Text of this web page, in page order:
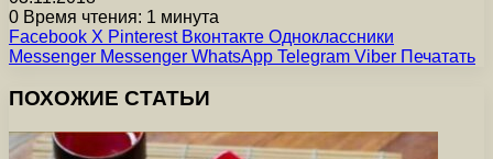
0 Время чтения: 1 минута
Facebook X Pinterest Вконтакте Одноклассники
Messenger Messenger WhatsApp Telegram Viber Печатать
ПОХОЖИЕ СТАТЬИ